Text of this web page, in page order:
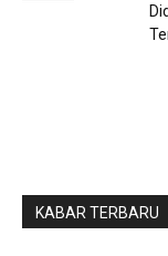
KABAR TERBARU